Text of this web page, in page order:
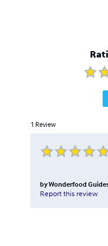
1 Review
byWonderfood
Report this review